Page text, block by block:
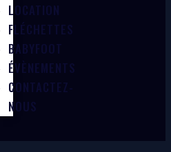
LOCATION
FLÉCHETTES
BABYFOOT
ÉVÈNEMENTS
CONTACTEZ-
NOUS